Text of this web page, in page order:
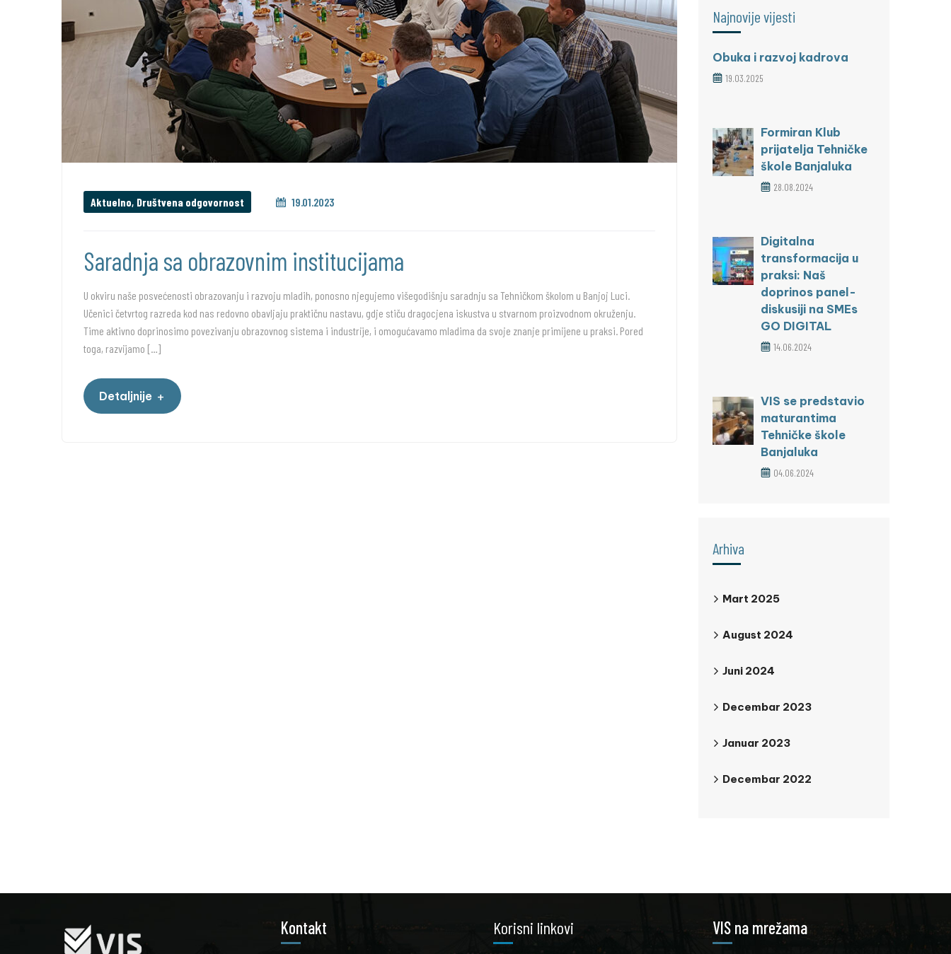
Aktuelno, Društvena odgovornost 19.01.2023
Saradnja sa obrazovnim institucijama
U okviru naše posvećenosti obrazovanju i razvoju mladih, ponosno njegujemo višegodišnju saradnju sa Tehničkom školom u Banjoj Luci.
Učenici četvrtog razreda kod nas redovno obavljaju praktičnu nastavu, gdje stiču dragocjena iskustva u stvarnom proizvodnom okruženju.
Time aktivno doprinosimo povezivanju obrazovnog sistema i industrije, i omogućavamo mladima da svoje znanje primijene u praksi. Pored
toga, razvijamo […]
Detaljnije +
Najnovije vijesti
Obuka i razvoj kadrova
19.03.2025
Formiran Klub
prijatelja Tehničke
škole Banjaluka
28.08.2024
Digitalna
transformacija u
praksi: Naš
doprinos panel-
diskusiji na SMEs
GO DIGITAL
14.06.2024
VIS se predstavio
maturantima
Tehničke škole
Banjaluka
04.06.2024
Arhiva
Mart 2025
August 2024
Juni 2024
Decembar 2023
Januar 2023
Decembar 2022
Kontakt Korisni linkovi VIS na mrežama